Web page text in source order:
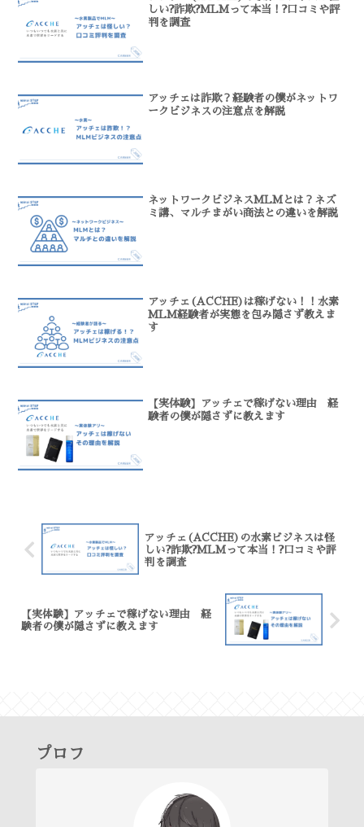
しい?詐欺?MLMって本当！?口コミや評
判を調査
アッチェは詐欺？経験者の僕がネットワ
ークビジネスの注意点を解説
ネットワークビジネスMLMとは？ネズ
ミ講、マルチまがい商法との違いを解説
アッチェ(ACCHE)は稼げない！！水素
MLM経験者が実態を包み隠さず教えま
す
【実体験】アッチェで稼げない理由 経
験者の僕が隠さずに教えます
アッチェ(ACCHE)の水素ビジネスは怪
しい?詐欺?MLMって本当！?口コミや評
判を調査
【実体験】アッチェで稼げない理由 経
験者の僕が隠さずに教えます
プロフ